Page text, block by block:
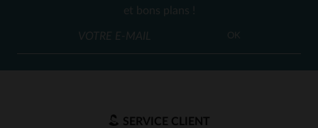
et bons plans !
OK
SERVICE CLIENT